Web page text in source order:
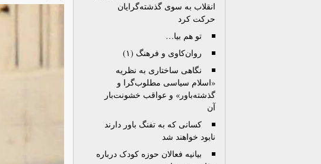
انقلاب به سوی گذشته‌گرایان
حرکت کرد
تو هم بیا…
روان‌کاوی و فرهنگ (۱)
نگاهی ساختاری به نظریه
«اسلام سیاسی مطلوب‌گرا و
گذشته‌باور» و عواقب خشونت‌بار
آن
کسانی که به تفنگ باور دارند
نابود خواهند شد
بیانیه فعالان حوزه کودک درباره